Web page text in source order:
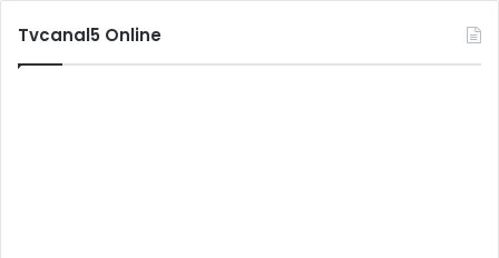
Tvcanal5 Online